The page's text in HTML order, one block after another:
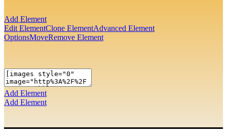
Add Element
Edit ElementClone ElementAdvanced Element
OptionsMoveRemove Element
Add Element
Add Element